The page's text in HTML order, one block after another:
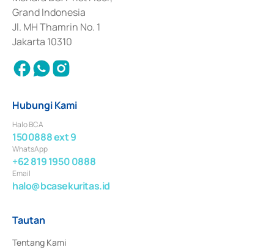
Surat Berharga Komersial yang izinnya diterbitkan pada tahun 2018.
Grand Indonesia
Jl. MH Thamrin No. 1
Jakarta 10310
Hubungi Kami
Halo BCA
1500888 ext 9
WhatsApp
+62 819 1950 0888
Email
halo@bcasekuritas.id
Tautan
Tentang Kami